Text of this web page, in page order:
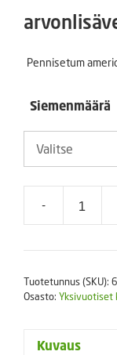
Pennisetum
Siemenmäärä
-
Tuotetunnus (SKU):
Osasto: Yksivuotiset
Kuvaus